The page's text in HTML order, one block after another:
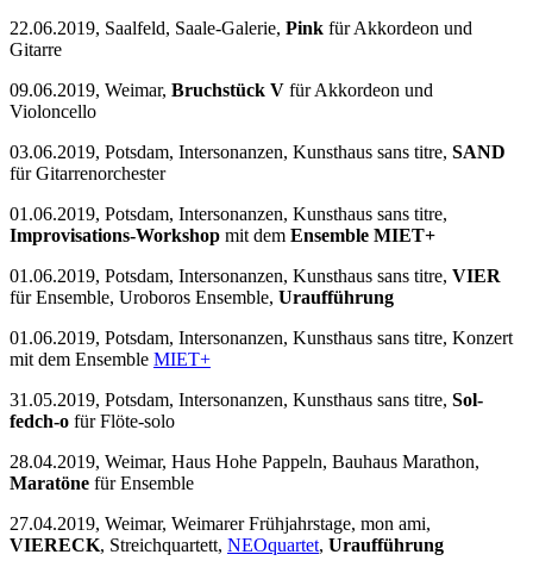
22.06.2019, Saalfeld, Saale-Galerie, Pink für Akkordeon und
Gitarre
09.06.2019, Weimar, Bruchstück V für Akkordeon und
Violoncello
03.06.2019, Potsdam, Intersonanzen, Kunsthaus sans titre, SAND
für Gitarrenorchester
01.06.2019, Potsdam, Intersonanzen, Kunsthaus sans titre,
Improvisations-Workshop mit dem Ensemble MIET+
01.06.2019, Potsdam, Intersonanzen, Kunsthaus sans titre, VIER
für Ensemble, Uroboros Ensemble, Uraufführung
01.06.2019, Potsdam, Intersonanzen, Kunsthaus sans titre, Konzert
mit dem Ensemble MIET+
31.05.2019, Potsdam, Intersonanzen, Kunsthaus sans titre, Sol-
fedch-o für Flöte-solo
28.04.2019, Weimar, Haus Hohe Pappeln, Bauhaus Marathon,
Maratöne für Ensemble
27.04.2019, Weimar, Weimarer Frühjahrstage, mon ami,
VIERECK, Streichquartett, NEOquartet, Uraufführung